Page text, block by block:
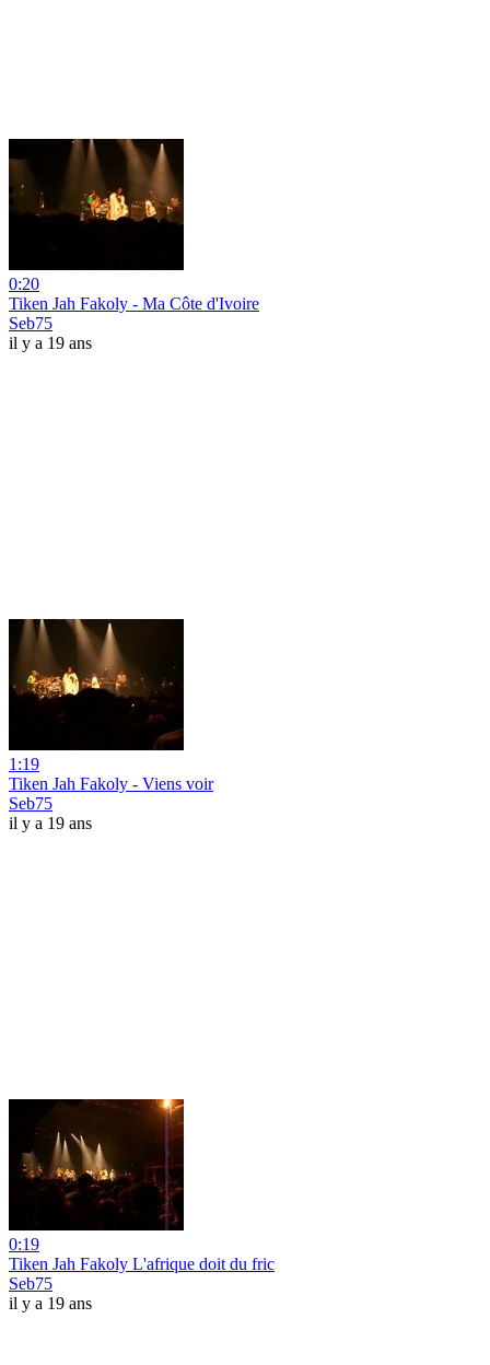
0:20
Tiken Jah Fakoly - Ma Côte d'Ivoire
Seb75
il y a 19 ans
1:19
Tiken Jah Fakoly - Viens voir
Seb75
il y a 19 ans
0:19
Tiken Jah Fakoly L'afrique doit du fric
Seb75
il y a 19 ans